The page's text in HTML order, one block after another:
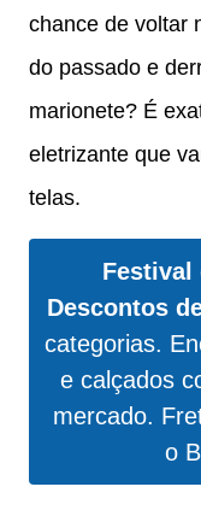
chance de voltar
do passado e
marionete? É
eletrizante que
telas.
Festival
Descontos
categorias.
e calçados
mercado.
o